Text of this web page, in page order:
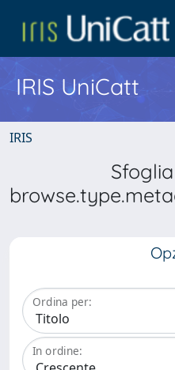
IRIS UniCatt
IRIS
Ordina per:
In ordine: